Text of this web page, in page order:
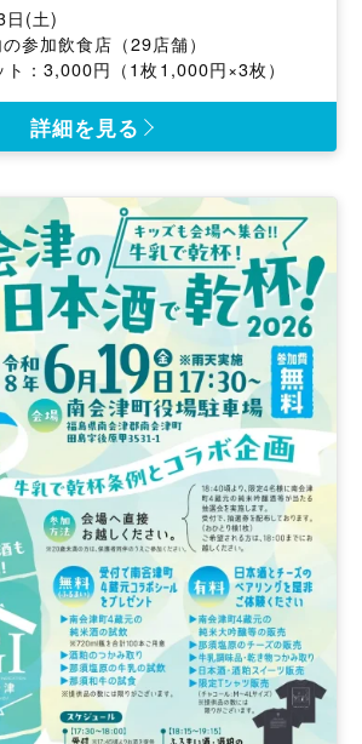
日(土)
参加飲食店（29店舗）
：3,000円（1枚1,000円×3枚）
詳細を見る